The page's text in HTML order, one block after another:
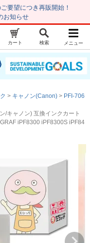
要望につき再販開始！
お知らせ
マイページ
お気に入り
レビュー履歴
カート 検索 メニュー
キャノン(Canon)
PFI-706
/キャノン) 互換インクカート
iPF8300 iPF8300S iPF84